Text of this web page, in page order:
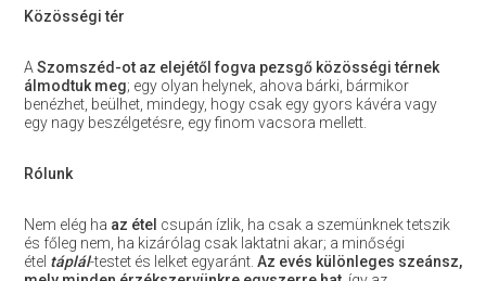
Közösségi tér
A Szomszéd-ot az elejétől fogva pezsgő közösségi térnek
álmodtuk meg; egy olyan helynek, ahova bárki, bármikor
benézhet, beülhet, mindegy, hogy csak egy gyors kávéra vagy
egy nagy beszélgetésre, egy finom vacsora mellett.
Rólunk
Nem elég ha az étel csupán ízlik, ha csak a szemünknek tetszik
és főleg nem, ha kizárólag csak laktatni akar; a minőségi
étel táplál-testet és lelket egyaránt. Az evés különleges szeánsz,